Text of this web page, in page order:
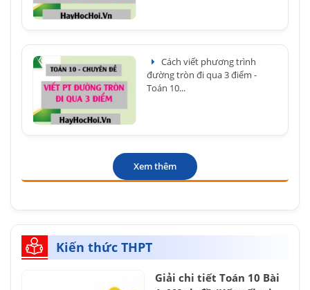
Cách viết phương trình
đường tròn đi qua 3 điểm -
Toán 10...
Xem thêm
Kiến thức THPT
Giải chi tiết Toán 10 Bài